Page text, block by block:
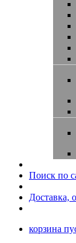
Поиск по
Доставка,
корзина